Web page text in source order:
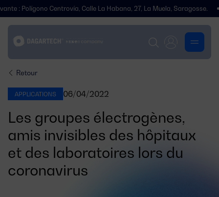
Centrovía, Calle La Habana, 27, La Muela, Saragosse. Nous
Retour
APPLICATIONS 06/04/2022
Les groupes électrogènes,
amis invisibles des hôpitaux
et des laboratoires lors du
coronavirus